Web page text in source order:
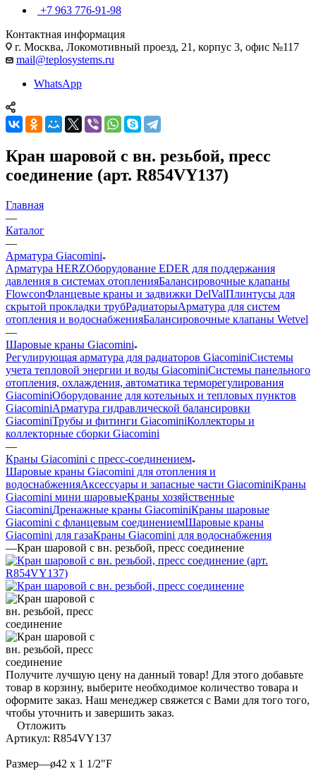
+7 963 776-91-98
Контактная информация
г. Москва, Локомотивный проезд, 21, корпус 3, офис №117
mail@teplosystems.ru
WhatsApp
Кран шаровой с вн. резьбой, пресс
соединение (арт. R854VY137)
Главная
—
Каталог
—
Арматура Giacomini
Арматура HERZОборудование EDER для поддержания
давления в системах отопленияБалансировочные клапаны
FlowconФланцевые краны и задвижки DelValПлинтусы для
скрытой прокладки трубРадиаторыАрматура для систем
отопления и водоснабженияБалансировочные клапаны Wetvel
—
Шаровые краны Giacomini
Регулирующая арматура для радиаторов GiacominiСистемы
учета тепловой энергии и воды GiacominiСистемы панельного
отопления, охлаждения, автоматика терморегулирования
GiacominiОборудование для котельных и тепловых пунктов
GiacominiАрматура гидравлической балансировки
GiacominiТрубы и фитинги GiacominiКоллекторы и
коллекторные сборки Giacomini
—
Краны Giacomini с пресс-соединением
Шаровые краны Giacomini для отопления и
водоснабженияАксессуары и запасные части GiacominiКраны
Giacomini мини шаровыеКраны хозяйственные
GiacominiДренажные краны GiacominiКраны шаровые
Giacomini с фланцевым соединениемШаровые краны
Giacomini для газаКраны Giacomini для водоснабжения
—Кран шаровой с вн. резьбой, пресс соединение
Получите лучшую цену на данный товар! Для этого добавьте
товар в корзину, выберите необходимое количество товара и
оформите заказ. Наш менеджер свяжется с Вами для того того,
чтобы уточнить и завершить заказ.
Отложить
Артикул: R854VY137
Размер—ø42 x 1 1/2"F